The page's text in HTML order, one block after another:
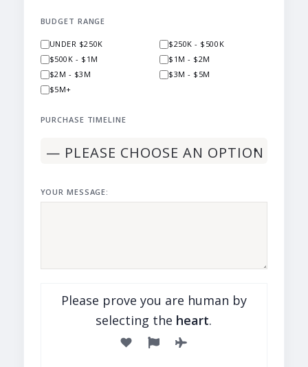
BUDGET RANGE
UNDER $250K
$250K - $500K
$500K - $1M
$1M - $2M
$2M - $3M
$3M - $5M
$5M+
PURCHASE TIMELINE
YOUR MESSAGE:
Please prove you are human by
selecting the heart.